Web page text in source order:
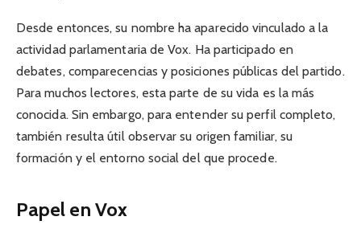
Desde entonces, su nombre ha aparecido vinculado a la
actividad parlamentaria de Vox. Ha participado en
debates, comparecencias y posiciones públicas del partido.
Para muchos lectores, esta parte de su vida es la más
conocida. Sin embargo, para entender su perfil completo,
también resulta útil observar su origen familiar, su
formación y el entorno social del que procede.
Papel en Vox